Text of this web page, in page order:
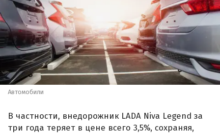
Автомобили
В частности, внедорожник LADA Niva Legend за
три года теряет в цене всего 3,5%, сохраняя,